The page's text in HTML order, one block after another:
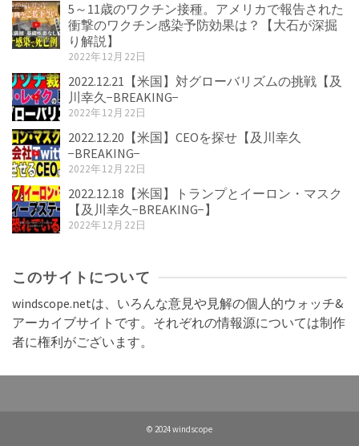
5～11歳のワクチン接種。アメリカで報告された
衝撃のワクチン感染予防効果は？【大石が深掘
り解説】
2022年12月22日
2022.12.21【米国】対グローバリズムの挑戦【及
川幸久−BREAKING−
2022年12月22日
2022.12.20【米国】CEOを探せ【及川幸久
−BREAKING−
2022年12月22日
2022.12.18【米国】トランプとイーロン・マスク
【及川幸久−BREAKING−】
2022年12月22日
このサイトについて
windscope.netは、いろんな意見や見解の個人的ウォッチ&
アーカイブサイトです。それぞれの情報源については制作
者に権利がございます。
© 2024 windscope